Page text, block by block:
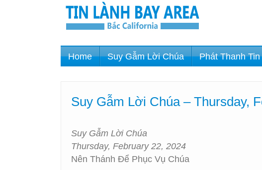
Home Suy Gẫm Lời Chúa Phát Thanh
Suy Gẫm Lời Chúa – Thursday,
Suy Gẫm Lời Chúa
Thursday, February 22, 2024
Nên Thánh Để Phục Vụ Chúa